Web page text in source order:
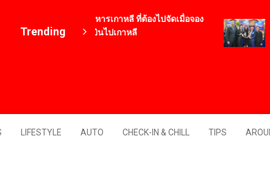
Trending
12 เมนูอาหารเกาหลี ที่ต้องไปจัดเมื่อจอง
ตั๋วเครื่องบินไปเกาหลี
เบ
ย
2 ชั่
LIFESTYLE AUTO CHECK-IN & CHILL TIPS